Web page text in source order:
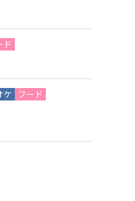
ド
ケ
フード